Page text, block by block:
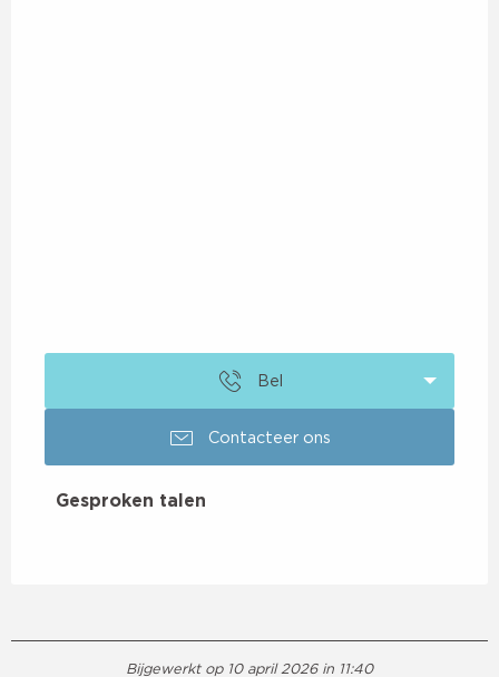
Bel
Contacteer ons
Gesproken talen
Gesproken talen
Bijgewerkt op 10 april 2026 in 11:40